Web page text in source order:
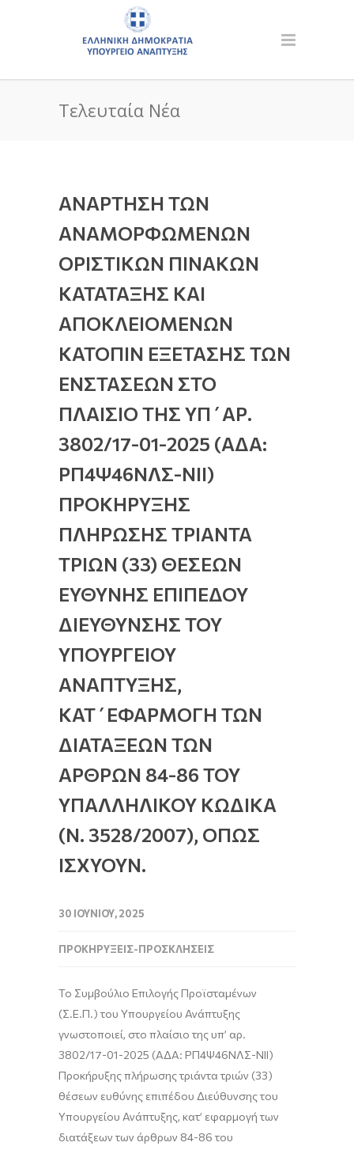
Τελευταία Νέα
ΑΝΑΡΤΗΣΗ ΤΩΝ
ΑΝΑΜΟΡΦΩΜΕΝΩΝ
ΟΡΙΣΤΙΚΩΝ ΠΙΝΑΚΩΝ
ΚΑΤΑΤΑΞΗΣ ΚΑΙ
ΑΠΟΚΛΕΙΟΜΕΝΩΝ
ΚΑΤΟΠΙΝ ΕΞΕΤΑΣΗΣ ΤΩΝ
ΕΝΣΤΑΣΕΩΝ ΣΤΟ
ΠΛΑΙΣΙΟ ΤΗΣ ΥΠ΄ΑΡ.
3802/17-01-2025 (ΑΔΑ:
ΡΠ4Ψ46ΝΛΣ-ΝΙΙ)
ΠΡΟΚΗΡΥΞΗΣ
ΠΛΗΡΩΣΗΣ ΤΡΙΑΝΤΑ
ΤΡΙΩΝ (33) ΘΕΣΕΩΝ
ΕΥΘΥΝΗΣ ΕΠΙΠΕΔΟΥ
ΔΙΕΥΘΥΝΣΗΣ ΤΟΥ
ΥΠΟΥΡΓΕΙΟΥ
ΑΝΑΠΤΥΞΗΣ,
ΚΑΤ΄ΕΦΑΡΜΟΓΗ ΤΩΝ
ΔΙΑΤΑΞΕΩΝ ΤΩΝ
ΑΡΘΡΩΝ 84-86 ΤΟΥ
ΥΠΑΛΛΗΛΙΚΟΥ ΚΩΔΙΚΑ
(Ν. 3528/2007), ΟΠΩΣ
ΙΣΧΥΟΥΝ.
30 ΙΟΥΝΊΟΥ, 2025
ΠΡΟΚΗΡΎΞΕΙΣ-ΠΡΟΣΚΛΉΣΕΙΣ
Το Συμβούλιο Επιλογής Προϊσταμένων
(Σ.Ε.Π.) του Υπουργείου Ανάπτυξης
γνωστοποιεί, στο πλαίσιο της υπ’ αρ.
3802/17-01-2025 (ΑΔΑ: ΡΠ4Ψ46ΝΛΣ-ΝΙΙ)
Προκήρυξης πλήρωσης τριάντα τριών (33)
θέσεων ευθύνης επιπέδου Διεύθυνσης του
Υπουργείου Ανάπτυξης, κατ’ εφαρμογή των
διατάξεων των άρθρων 84-86 του